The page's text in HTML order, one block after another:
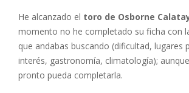
He alcanzado el toro de Osborne
momento no he completado su ficha con
que andabas buscando (dificultad, lugares
interés, gastronomía, climatología);
pronto pueda completarla.